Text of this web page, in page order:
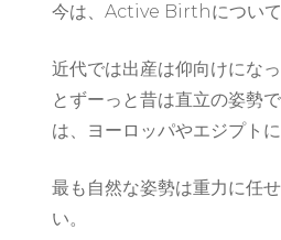
今は、Active Birthについて
近代では出産は仰向けにな
とずーっと昔は直立の姿勢
は、ヨーロッパやエジプト
最も自然な姿勢は重力に任
い。